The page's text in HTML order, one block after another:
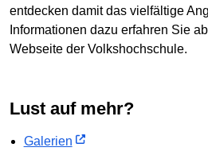
entdecken damit das vielfältige
Informationen dazu erfahren Sie
Webseite der Volkshochschule.
Lust auf mehr?
Galerien